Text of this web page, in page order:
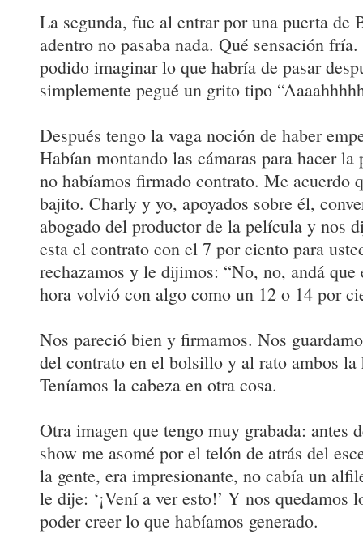
La segunda, fue al entrar por una puerta de
adentro no pasaba nada. Qué sensación
podido imaginar lo que habría de pasar
simplemente pegué un grito tipo
Después tengo la vaga noción de haber
Habían montando las cámaras para hacer
no habíamos firmado contrato. Me acuerdo
bajito. Charly y yo, apoyados sobre él,
abogado del productor de la película y nos
esta el contrato con el 7 por ciento para
rechazamos y le dijimos: “No, no, andá
hora volvió con algo como un 12 o 14 por
Nos pareció bien y firmamos. Nos
del contrato en el bolsillo y al rato ambos la
Teníamos la cabeza en otra cosa.
Otra imagen que tengo muy grabada: antes
show me asomé por el telón de atrás del
la gente, era impresionante, no cabía un
le dije: ‘¡Vení a ver esto!’ Y nos quedamos
poder creer lo que habíamos generado.